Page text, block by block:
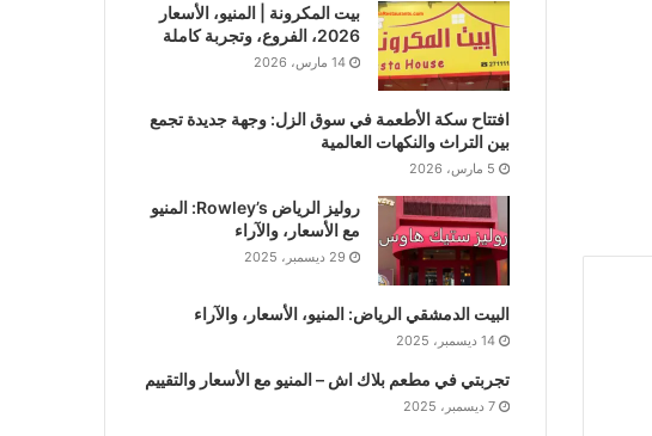
بيت المكرونة | المنيو، الأسعار
2026، الفروع، وتجربة كاملة
14 مارس، 2026
افتتاح سكة الأطعمة في سوق الزل: وجهة جديدة تجمع
بين التراث والنكهات العالمية
5 مارس، 2026
روليز الرياض Rowley’s: المنيو
مع الأسعار، والآراء
29 ديسمبر، 2025
البيت الدمشقي الرياض: المنيو، الأسعار، والآراء
14 ديسمبر، 2025
تجربتي في مطعم بلاك اش – المنيو مع الأسعار والتقييم
7 ديسمبر، 2025